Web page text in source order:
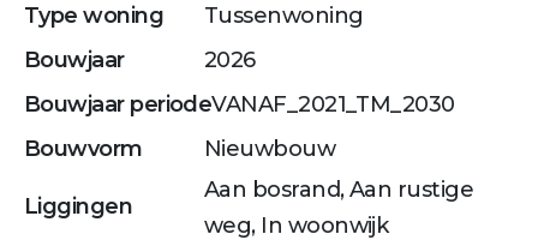
Type woning
Tussenwoning
Bouwjaar
2026
Bouwjaar periodeVANAF_2021_TM_2030
Bouwvorm
Nieuwbouw
Liggingen
Aan bosrand, Aan rustige
weg, In woonwijk